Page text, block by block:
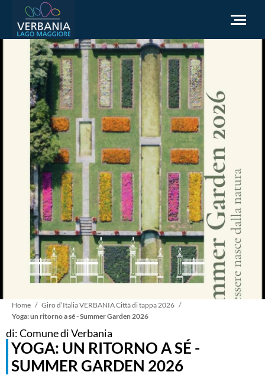
Come raggiungerci
Infopoint Turistico
Meteo
Richiesta informazioni
Sito Istituzionale
Briciole
di
Home
Giro d’Italia VERBANIA Città di tappa 2026
Yoga: un ritorno a sé - Summer Garden 2026
di: Comune di Verbania
YOGA: UN RITORNO A SÉ -
SUMMER GARDEN 2026